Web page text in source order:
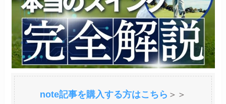
note記事を購入する方はこちら ＞＞